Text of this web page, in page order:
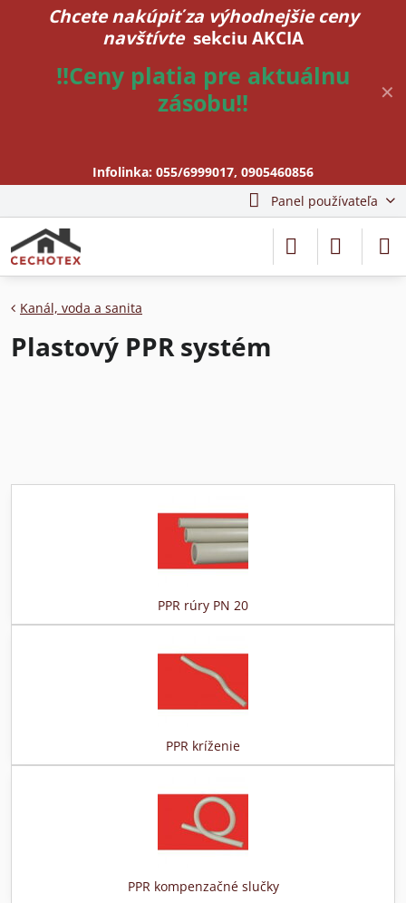
✕
Chcete nakúpiť za výhodnejšie ceny
navštívte sekciu AKCIA
!!Ceny platia pre aktuálnu
zásobu!!
Infolinka: 055/6999017, 0905460856
Panel používateľa
Kanál, voda a sanita
Plastový PPR systém
PPR rúry PN 20
PPR kríženie
PPR kompenzačné slučky